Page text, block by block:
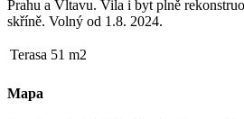
Prahu a Vltavu. Vila i byt plně
skříně. Volný od 1.8. 2024.
Terasa 51 m2
Mapa